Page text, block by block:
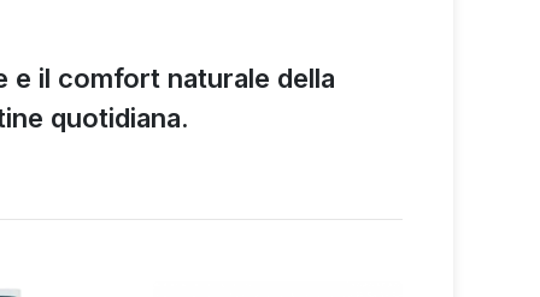
il comfort naturale della
quotidiana.